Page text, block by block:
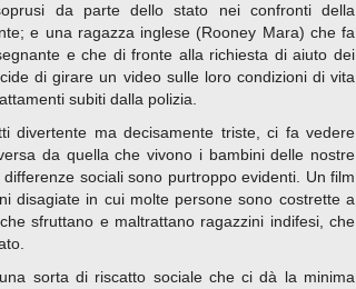
da parte dello stato nei confronti della
e una ragazza inglese (Rooney Mara) che fa
e che di fronte alla richiesta di aiuto dei
di girare un video sulle loro condizioni di vita
subiti dalla polizia.
divertente ma decisamente triste, ci fa vedere
da quella che vivono i bambini delle nostre
sociali sono purtroppo evidenti. Un film
disagiate in cui molte persone sono costrette a
sfruttano e maltrattano ragazzini indifesi, che
sorta di riscatto sociale che ci dà la minima